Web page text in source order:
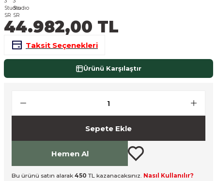
Cihazları
44.982,00 TL
Taksit Seçenekleri
Ürünü Karşılaştır
Sepete Ekle
Hemen Al
Bu ürünü satın alarak 450 TL kazanacaksınız. Nasıl Kullanılır?